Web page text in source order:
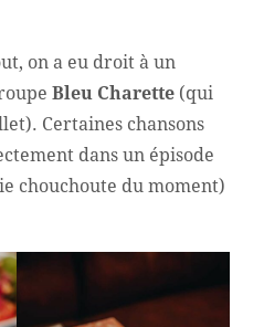
on a eu droit à un
Bleu Charette (qui
Certaines chansons
dans un épisode
chouchoute du moment)